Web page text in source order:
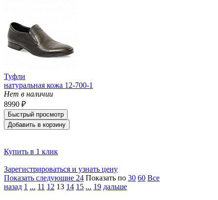
Туфли
натуральная кожа 12-700-1
Нет в наличии
8990 ₽
Быстрый просмотр
Добавить в корзину
Купить в 1 клик
Зарегистрироваться и узнать цену
Показать следующие 24 Показать по 30 60 Все
назад 1 ... 11 12 13 14 15 ... 19 дальше